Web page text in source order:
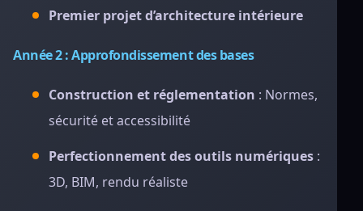
Premier projet d’architecture intérieure
Année 2 : Approfondissement des bases
Construction et réglementation : Normes,
sécurité et accessibilité
Perfectionnement des outils numériques :
3D, BIM, rendu réaliste